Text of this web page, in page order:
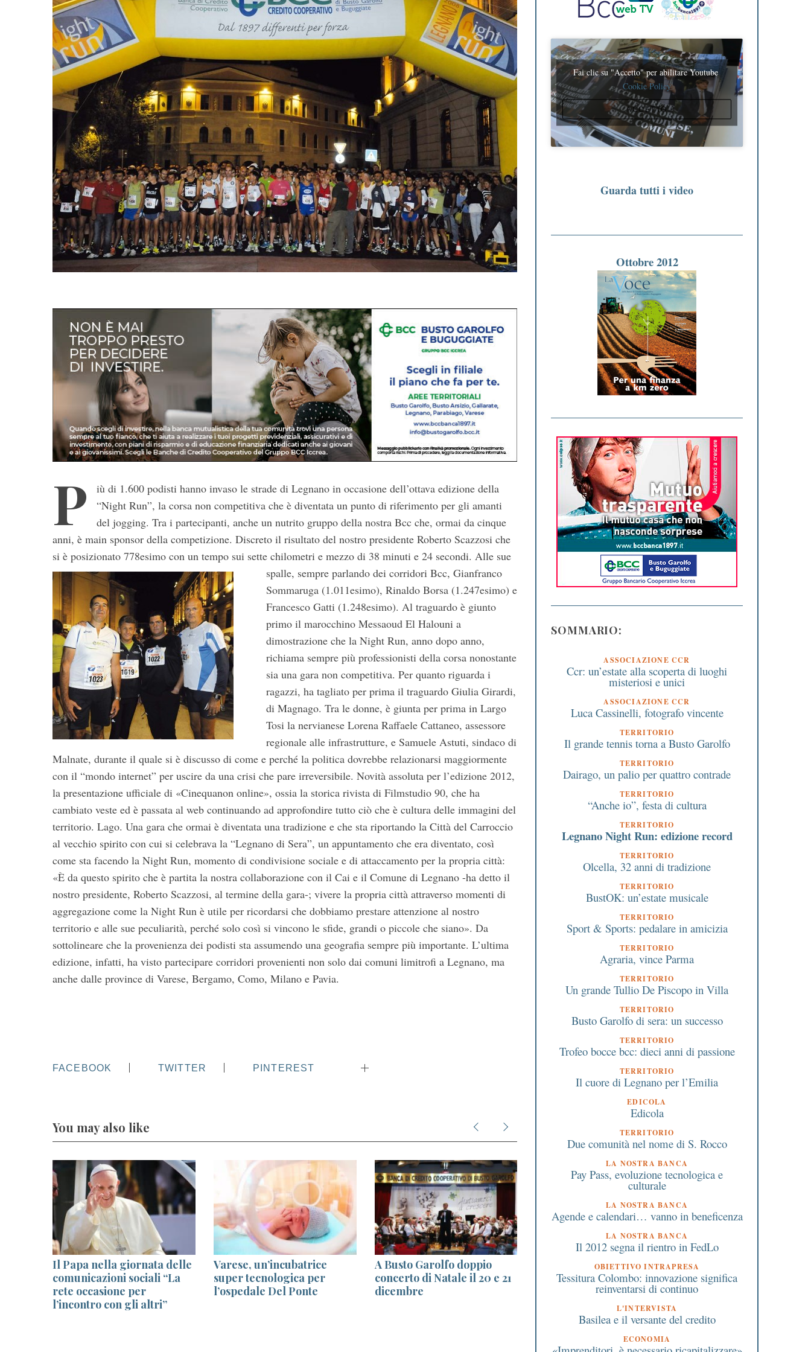
P
iù di 1.600 podisti hanno invaso le strade di Legnano in occasione dell’ottava edizione della
“Night Run”, la corsa non competitiva che è diventata un punto di riferimento per gli amanti
del jogging. Tra i partecipanti, anche un nutrito gruppo della nostra Bcc che, ormai da cinque
anni, è main sponsor della competizione. Discreto il risultato del nostro presidente Roberto Scazzosi che
si è posizionato 778esimo con un tempo sui sette chilometri e mezzo di 38 minuti e 24 secondi. Alle sue
spalle, sempre parlando dei corridori Bcc, Gianfranco
Sommaruga (1.011esimo), Rinaldo Borsa (1.247esimo) e
Francesco Gatti (1.248esimo). Al traguardo è giunto
primo il marocchino Messaoud El Halouni a
dimostrazione che la Night Run, anno dopo anno,
richiama sempre più professionisti della corsa nonostante
sia una gara non competitiva. Per quanto riguarda i
ragazzi, ha tagliato per prima il traguardo Giulia Girardi,
di Magnago. Tra le donne, è giunta per prima in Largo
Tosi la nervianese Lorena Raffaele Cattaneo, assessore
regionale alle infrastrutture, e Samuele Astuti, sindaco di
Malnate, durante il quale si è discusso di come e perché la politica dovrebbe relazionarsi maggiormente
con il “mondo internet” per uscire da una crisi che pare irreversibile. Novità assoluta per l’edizione 2012,
la presentazione ufficiale di «Cinequanon online», ossia la storica rivista di Filmstudio 90, che ha
cambiato veste ed è passata al web continuando ad approfondire tutto ciò che è cultura delle immagini del
territorio. Lago. Una gara che ormai è diventata una tradizione e che sta riportando la Città del Carroccio
al vecchio spirito con cui si celebrava la “Legnano di Sera”, un appuntamento che era diventato, così
come sta facendo la Night Run, momento di condivisione sociale e di attaccamento per la propria città:
«È da questo spirito che è partita la nostra collaborazione con il Cai e il Comune di Legnano -ha detto il
nostro presidente, Roberto Scazzosi, al termine della gara-; vivere la propria città attraverso momenti di
aggregazione come la Night Run è utile per ricordarsi che dobbiamo prestare attenzione al nostro
territorio e alle sue peculiarità, perché solo così si vincono le sfide, grandi o piccole che siano». Da
sottolineare che la provenienza dei podisti sta assumendo una geografia sempre più importante. L’ultima
edizione, infatti, ha visto partecipare corridori provenienti non solo dai comuni limitrofi a Legnano, ma
anche dalle province di Varese, Bergamo, Como, Milano e Pavia.
FACEBOOK TWITTER PINTEREST
You may also like
Il Papa nella giornata delle
comunicazioni sociali “La
rete occasione per
l’incontro con gli altri”
Varese, un’incubatrice
super tecnologica per
l’ospedale Del Ponte
A Busto Garolfo doppio
concerto di Natale il 20 e 21
dicembre
Inps: al via nuovi
meccanismi di automazione
per la gestione delle
domande CIGO-COVID
PMI Day 2016:
nell’Altomilanese 18
aziende e 450 studenti
Fai clic su "Accetto" per abilitare Youtube
Cookie Policy
ACCETTO
Guarda tutti i video
Ottobre 2012
SOMMARIO:
ASSOCIAZIONE CCR
Ccr: un’estate alla scoperta di luoghi
misteriosi e unici
ASSOCIAZIONE CCR
Luca Cassinelli, fotografo vincente
TERRITORIO
Il grande tennis torna a Busto Garolfo
TERRITORIO
Dairago, un palio per quattro contrade
TERRITORIO
“Anche io”, festa di cultura
TERRITORIO
Legnano Night Run: edizione record
TERRITORIO
Olcella, 32 anni di tradizione
TERRITORIO
BustOK: un’estate musicale
TERRITORIO
Sport & Sports: pedalare in amicizia
TERRITORIO
Agraria, vince Parma
TERRITORIO
Un grande Tullio De Piscopo in Villa
TERRITORIO
Busto Garolfo di sera: un successo
TERRITORIO
Trofeo bocce bcc: dieci anni di passione
TERRITORIO
Il cuore di Legnano per l’Emilia
EDICOLA
Edicola
TERRITORIO
Due comunità nel nome di S. Rocco
LA NOSTRA BANCA
Pay Pass, evoluzione tecnologica e
culturale
LA NOSTRA BANCA
Agende e calendari… vanno in beneficenza
LA NOSTRA BANCA
Il 2012 segna il rientro in FedLo
OBIETTIVO INTRAPRESA
Tessitura Colombo: innovazione significa
reinventarsi di continuo
L'INTERVISTA
Basilea e il versante del credito
ECONOMIA
S
e
a
r
c
h
f
o
r
: